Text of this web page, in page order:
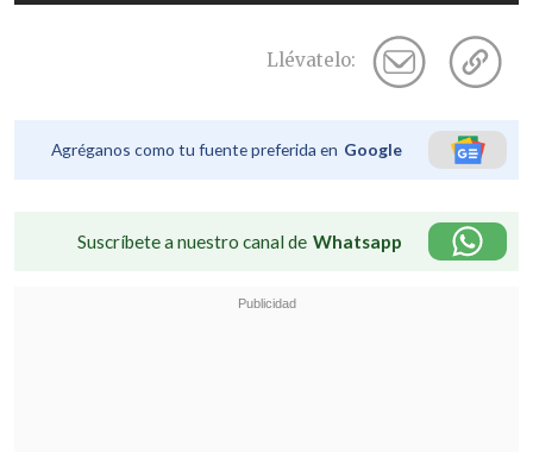
Llévatelo:
Agréganos como tu fuente preferida en Google
Suscríbete a nuestro canal de Whatsapp